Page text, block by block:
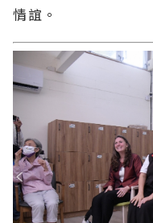
情誼。